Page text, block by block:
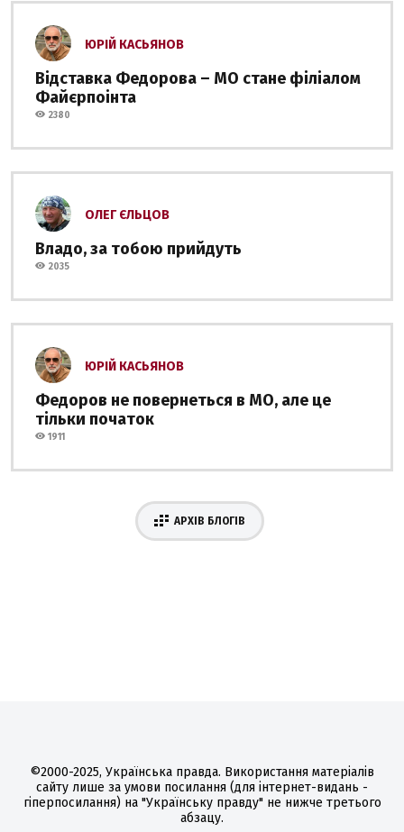
ЮРІЙ КАСЬЯНОВ
Відставка Федорова – МО стане філіалом
Файєрпоінта
2380
ОЛЕГ ЄЛЬЦОВ
Владо, за тобою прийдуть
2035
ЮРІЙ КАСЬЯНОВ
Федоров не повернеться в МО, але це
тільки початок
1911
АРХІВ БЛОГІВ
©2000-2025, Українська правда. Використання матеріалів
сайту лише за умови посилання (для інтернет-видань -
гіперпосилання) на "Українську правду" не нижче третього
абзацу.